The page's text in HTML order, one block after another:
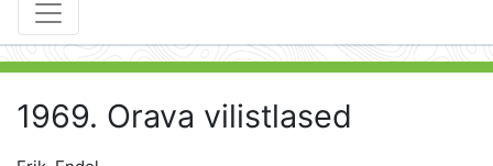
1969. Orava vilistlased